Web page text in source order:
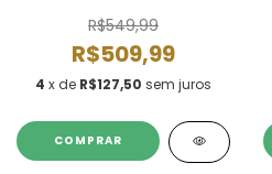
R$549,99
R$509,99
4 x de R$127,50 sem juros